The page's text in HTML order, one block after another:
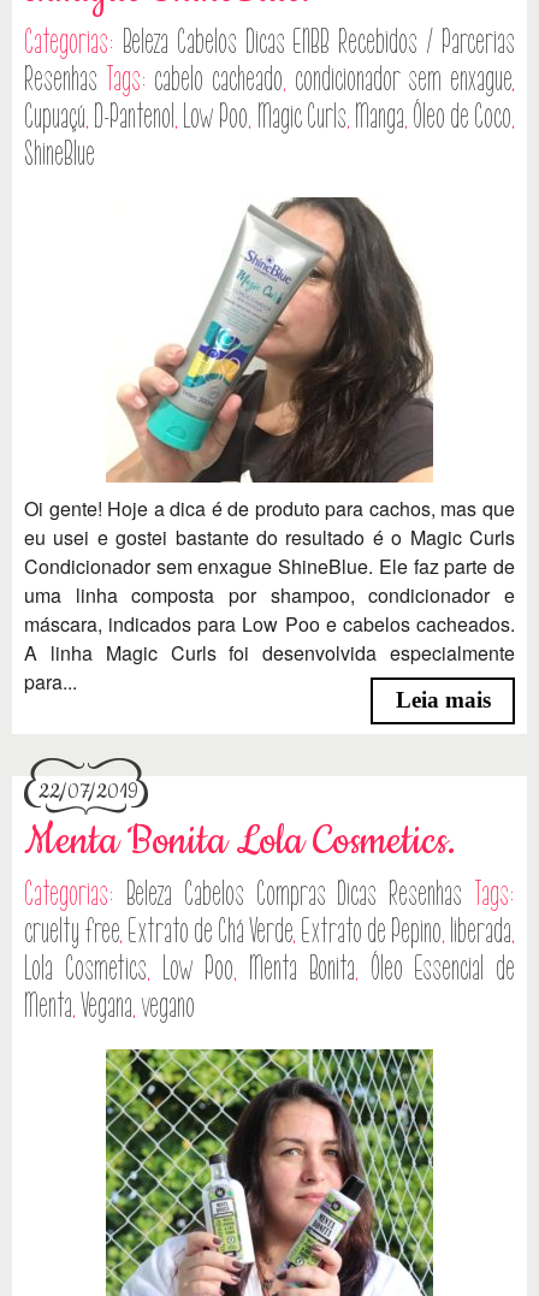
Categorias: Beleza Cabelos Dicas ENBB Recebidos / Parcerias
Resenhas Tags: cabelo cacheado, condicionador sem enxague,
Cupuaçú, D-Pantenol, Low Poo, Magic Curls, Manga, Óleo de Coco,
ShineBlue
Oi gente! Hoje a dica é de produto para cachos, mas que
eu usei e gostei bastante do resultado é o Magic Curls
Condicionador sem enxague ShineBlue. Ele faz parte de
uma linha composta por shampoo, condicionador e
máscara, indicados para Low Poo e cabelos cacheados.
A linha Magic Curls foi desenvolvida especialmente
para...
Leia mais
22/07/2019
Menta Bonita Lola Cosmetics.
Categorias: Beleza Cabelos Compras Dicas Resenhas Tags:
cruelty free, Extrato de Chá Verde, Extrato de Pepino, liberada,
Lola Cosmetics, Low Poo, Menta Bonita, Óleo Essencial de
Menta,Vegana,vegano